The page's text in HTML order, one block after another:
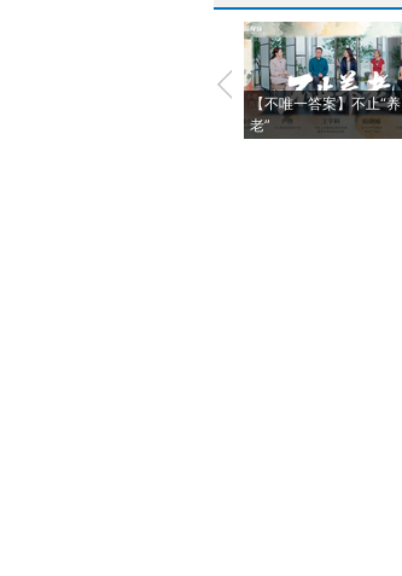
【不唯一答案】不止“养
老”